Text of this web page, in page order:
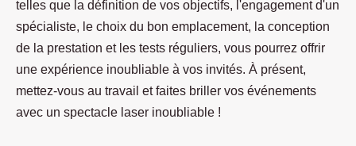
telles que la définition de vos objectifs, l'engagement d'un
spécialiste, le choix du bon emplacement, la conception
de la prestation et les tests réguliers, vous pourrez offrir
une expérience inoubliable à vos invités. À présent,
mettez-vous au travail et faites briller vos événements
avec un spectacle laser inoubliable !